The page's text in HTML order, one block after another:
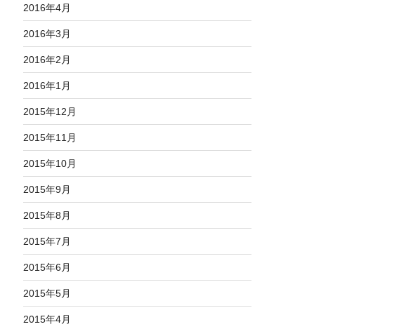
2016年4月
2016年3月
2016年2月
2016年1月
2015年12月
2015年11月
2015年10月
2015年9月
2015年8月
2015年7月
2015年6月
2015年5月
2015年4月